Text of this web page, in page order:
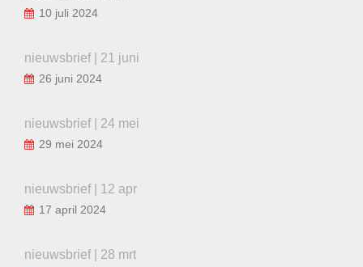
10 juli 2024
nieuwsbrief | 21 juni
26 juni 2024
nieuwsbrief | 24 mei
29 mei 2024
nieuwsbrief | 12 apr
17 april 2024
nieuwsbrief | 28 mrt